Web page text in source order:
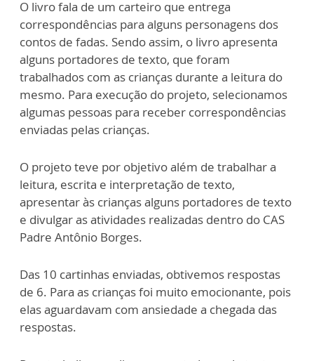
O livro fala de um carteiro que entrega
correspondências para alguns personagens dos
contos de fadas. Sendo assim, o livro apresenta
alguns portadores de texto, que foram
trabalhados com as crianças durante a leitura do
mesmo. Para execução do projeto, selecionamos
algumas pessoas para receber correspondências
enviadas pelas crianças.
O projeto teve por objetivo além de trabalhar a
leitura, escrita e interpretação de texto,
apresentar às crianças alguns portadores de texto
e divulgar as atividades realizadas dentro do CAS
Padre Antônio Borges.
Das 10 cartinhas enviadas, obtivemos respostas
de 6. Para as crianças foi muito emocionante, pois
elas aguardavam com ansiedade a chegada das
respostas.